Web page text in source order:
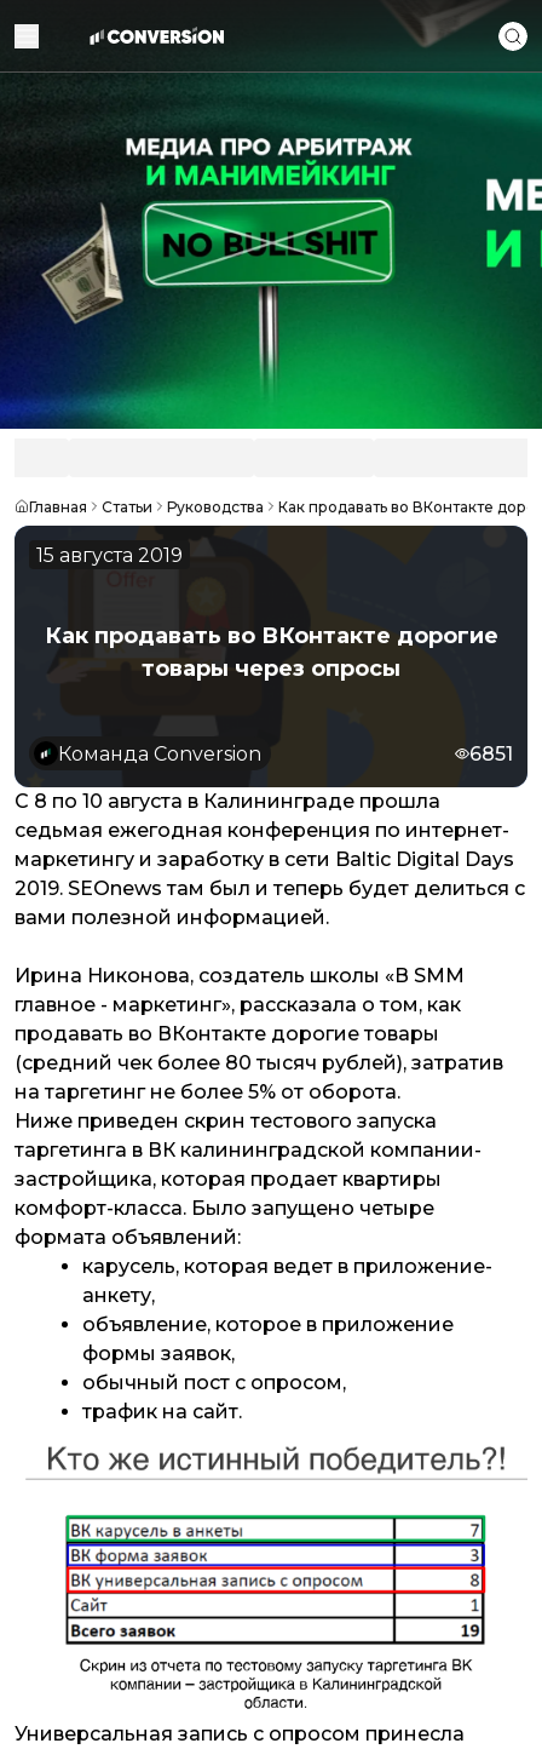
Главная Статьи Руководства Как продавать во ВКонтакте
15 августа 2019
Как продавать во ВКонтакте дорогие
товары через опросы
Команда Conversion 6851
C 8 по 10 августа в Калининграде прошла
седьмая ежегодная конференция по интернет-
маркетингу и заработку в сети Baltic Digital Days
2019. SEOnews там был и теперь будет делиться с
вами полезной информацией.
Ирина Никонова, создатель школы «В SMM
главное - маркетинг», рассказала о том, как
продавать во ВКонтакте дорогие товары
(средний чек более 80 тысяч рублей), затратив
на таргетинг не более 5% от оборота.
Ниже приведен скрин тестового запуска
таргетинга в ВК калининградской компании-
застройщика, которая продает квартиры
комфорт-класса. Было запущено четыре
формата объявлений:
карусель, которая ведет в приложение-
анкету,
объявление, которое в приложение
формы заявок,
обычный пост с опросом,
трафик на сайт.
Универсальная запись с опросом принесла